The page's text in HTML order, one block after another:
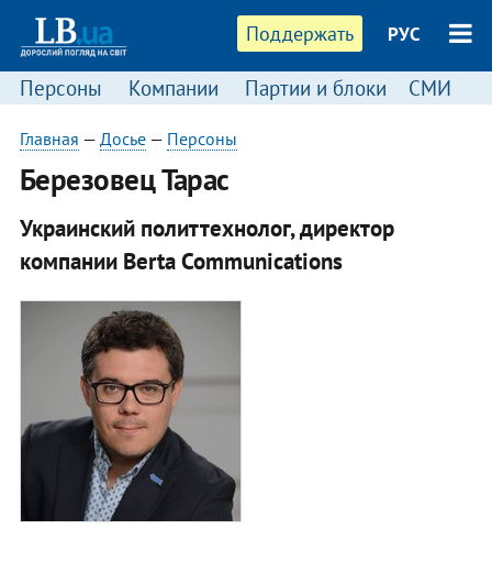
Поддержать РУС
Персоны Компании Партии и блоки СМИ
Главная — Досье— Персоны
Березовец Тарас
Украинский политтехнолог, директор
компании Berta Communications